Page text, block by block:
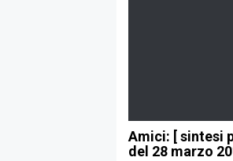
Amici: [ sintesi
del 28 marzo